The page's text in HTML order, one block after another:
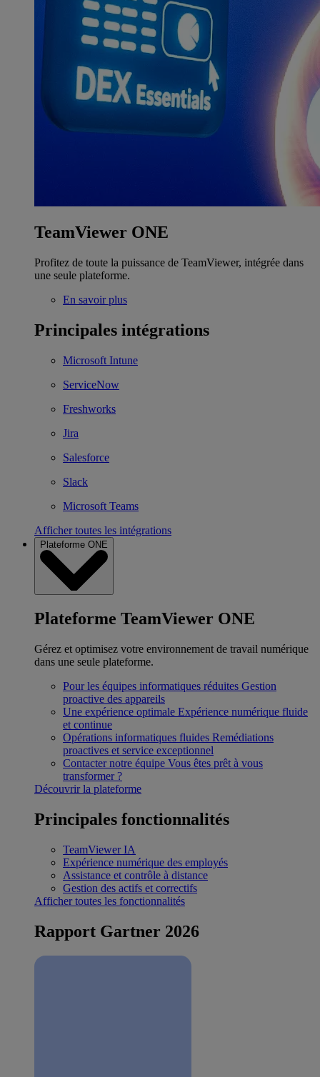
TeamViewer ONE
Profitez de toute la puissance de TeamViewer, intégrée dans
une seule plateforme.
En savoir plus
Principales intégrations
Microsoft Intune
ServiceNow
Freshworks
Jira
Salesforce
Slack
Microsoft Teams
Afficher toutes les intégrations
Plateforme ONE
Plateforme TeamViewer ONE
Gérez et optimisez votre environnement de travail numérique
dans une seule plateforme.
Pour les équipes informatiques réduites Gestion
proactive des appareils
Une expérience optimale Expérience numérique fluide
et continue
Opérations informatiques fluides Remédiations
proactives et service exceptionnel
Contacter notre équipe Vous êtes prêt à vous
transformer ?
Découvrir la plateforme
Principales fonctionnalités
TeamViewer IA
Expérience numérique des employés
Assistance et contrôle à distance
Gestion des actifs et correctifs
Afficher toutes les fonctionnalités
Rapport Gartner 2026